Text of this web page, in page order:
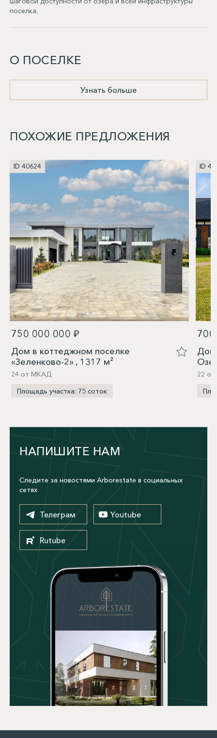
поселка.
О ПОСЕЛКЕ
Узнать больше
ПОХОЖИЕ ПРЕДЛОЖЕНИЯ
ID 40624
750 000 000 ₽
Дом в коттеджном поселке
«Зеленково-2» , 1317 м²
24 от МКАД
Площадь участка: 75 соток
ID
Дом
22
НАПИШИТЕ НАМ
Следите за новостями Arborestate в социальных
сетях
Телеграм Youtube
Rutube